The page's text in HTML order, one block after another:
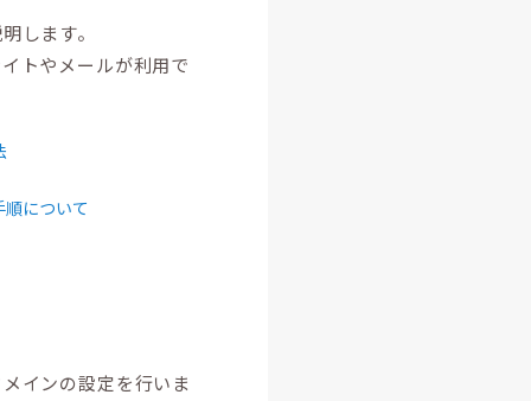
します。
トやメールが利用で
について
インの設定を行いま